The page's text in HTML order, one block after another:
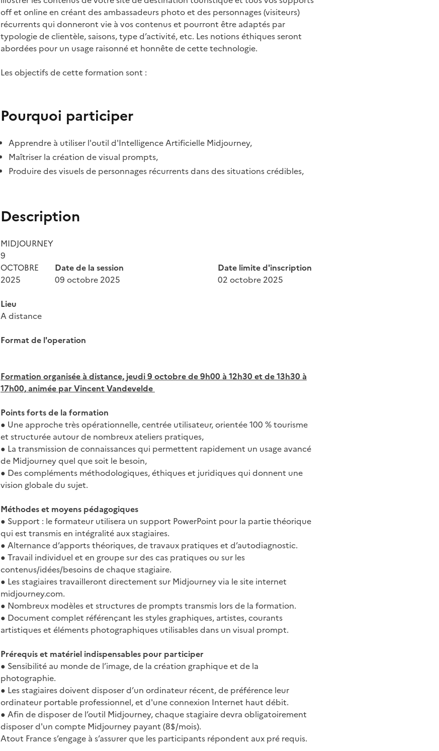
off et online en créant des ambassadeurs photo et des personnages (visiteurs)
récurrents qui donneront vie à vos contenus et pourront être adaptés par
typologie de clientèle, saisons, type d’activité, etc. Les notions éthiques seront
abordées pour un usage raisonné et honnête de cette technologie.
Les objectifs de cette formation sont :
Pourquoi participer
Apprendre à utiliser l'outil d'Intelligence Artificielle Midjourney,
Maîtriser la création de visual prompts,
Produire des visuels de personnages récurrents dans des situations crédibles,
Description
MIDJOURNEY
9
OCTOBRE
2025
Date de la session
09 octobre 2025
Date limite d'inscription
02 octobre 2025
Lieu
A distance
Format de l'operation
Formation organisée à distance, jeudi 9 octobre de 9h00 à 12h30 et de 13h30 à
17h00, animée par Vincent Vandevelde
Points forts de la formation
● Une approche très opérationnelle, centrée utilisateur, orientée 100 % tourisme
et structurée autour de nombreux ateliers pratiques,
● La transmission de connaissances qui permettent rapidement un usage avancé
de Midjourney quel que soit le besoin,
● Des compléments méthodologiques, éthiques et juridiques qui donnent une
vision globale du sujet.
Méthodes et moyens pédagogiques
● Support : le formateur utilisera un support PowerPoint pour la partie théorique
qui est transmis en intégralité aux stagiaires.
● Alternance d’apports théoriques, de travaux pratiques et d’autodiagnostic.
● Travail individuel et en groupe sur des cas pratiques ou sur les
contenus/idées/besoins de chaque stagiaire.
● Les stagiaires travailleront directement sur Midjourney via le site internet
midjourney.com.
● Nombreux modèles et structures de prompts transmis lors de la formation.
● Document complet référençant les styles graphiques, artistes, courants
artistiques et éléments photographiques utilisables dans un visual prompt.
Prérequis et matériel indispensables pour participer
● Sensibilité au monde de l’image, de la création graphique et de la
photographie.
● Les stagiaires doivent disposer d’un ordinateur récent, de préférence leur
ordinateur portable professionnel, et d'une connexion Internet haut débit.
● Afin de disposer de l’outil Midjourney, chaque stagiaire devra obligatoirement
disposer d'un compte Midjourney payant (8$/mois).
Atout France s’engage à s’assurer que les participants répondent aux pré requis.